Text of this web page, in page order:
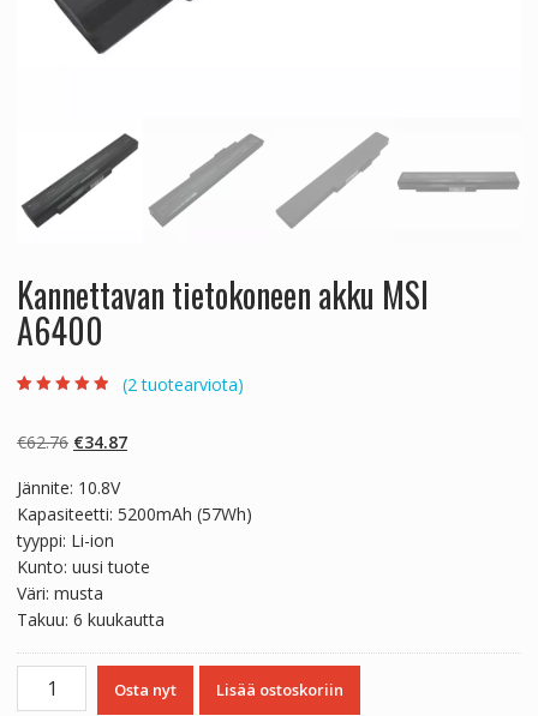
Kannettavan tietokoneen akku MSI
A6400
asiakkaan
(2tuotearviota)
€62.76 Alkuperäinen
oli:
€62.76.
€34.87Nykyinen
€34.87.
Jännite: 10.8V
Kapasiteetti: 5200mAh (57Wh)
tyyppi: Li-ion
Kunto: uusi tuote
Väri: musta
Takuu: 6 kuukautta
Kannettavan
tietokoneen
Osta nyt Lisää ostoskoriin